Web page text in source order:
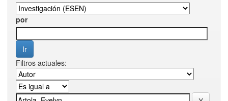
por
Filtros actuales: